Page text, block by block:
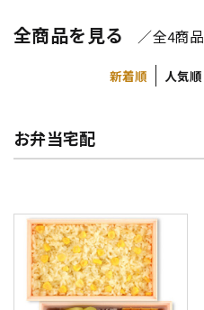
全商品を見る ／全4商品
新着順 人気順
お弁当宅配